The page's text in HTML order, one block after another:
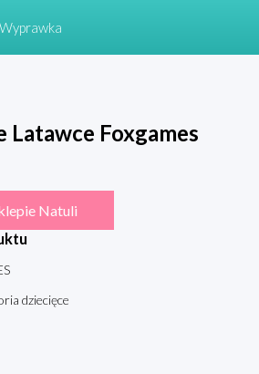
Wyprawka
Latawce Foxgames
Natuli
dziecięce